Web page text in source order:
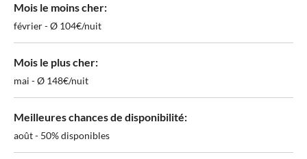
Mois le moins cher:
février - Ø 104€/nuit
Mois le plus cher:
mai - Ø 148€/nuit
Meilleures chances de disponibilité:
août - 50% disponibles